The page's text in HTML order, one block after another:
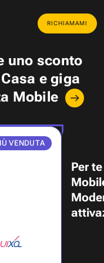
RICHIAMAMI
uno sconto
egiga
Mobile
VENDUTA
Per